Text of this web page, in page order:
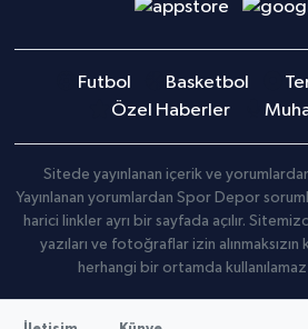
Futbol Basketbol
Özel Haberler
Sitede yayınlanan içerik ve
Yayınlanan yorumlardan Spor Depor
harici linkler ayrı bir sayfada açılır.
yazıları ve fotoğraflar izin
herhangi bir ortamda kullanılamaz